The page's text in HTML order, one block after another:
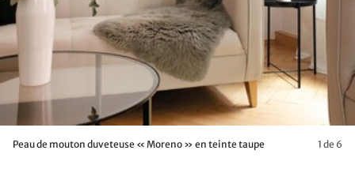
Peau de mouton duveteuse « Moreno » en teinte taupe 1 de 6